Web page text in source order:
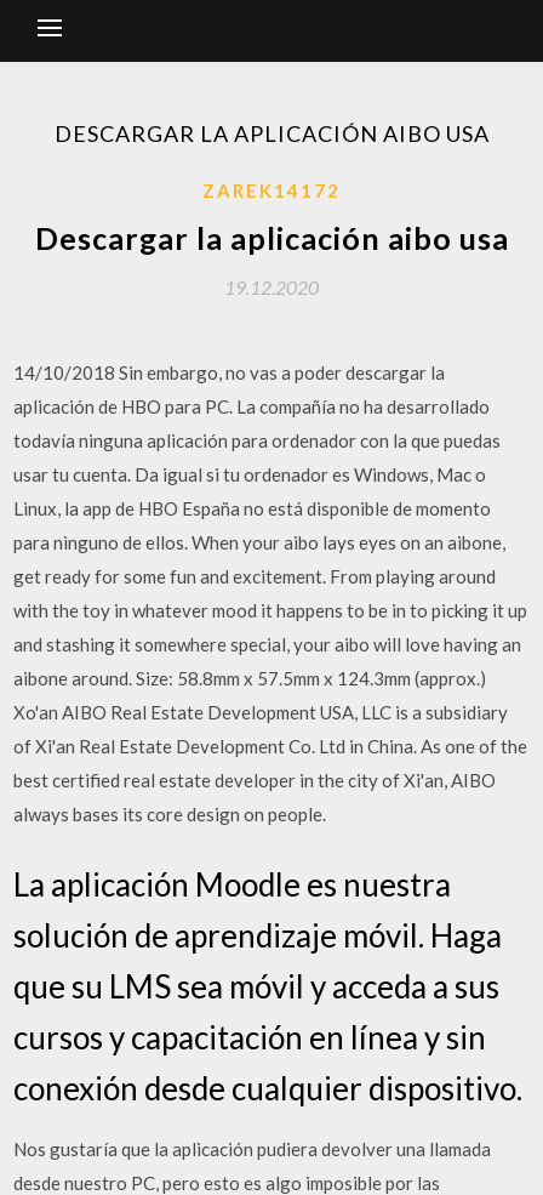
DESCARGAR LA APLICACIÓN AIBO USA
ZAREK14172
Descargar la aplicación aibo usa
19.12.2020
14/10/2018 Sin embargo, no vas a poder descargar la
aplicación de HBO para PC. La compañía no ha desarrollado
todavía ninguna aplicación para ordenador con la que puedas
usar tu cuenta. Da igual si tu ordenador es Windows, Mac o
Linux, la app de HBO España no está disponible de momento
para ninguno de ellos. When your aibo lays eyes on an aibone,
get ready for some fun and excitement. From playing around
with the toy in whatever mood it happens to be in to picking it up
and stashing it somewhere special, your aibo will love having an
aibone around. Size: 58.8mm x 57.5mm x 124.3mm (approx.)
Xo'an AIBO Real Estate Development USA, LLC is a subsidiary
of Xi'an Real Estate Development Co. Ltd in China. As one of the
best certified real estate developer in the city of Xi'an, AIBO
always bases its core design on people.
La aplicación Moodle es nuestra
solución de aprendizaje móvil. Haga
que su LMS sea móvil y acceda a sus
cursos y capacitación en línea y sin
conexión desde cualquier dispositivo.
Nos gustarí­a que la aplicación pudiera devolver una llamada
desde nuestro PC, pero esto es algo imposible por las